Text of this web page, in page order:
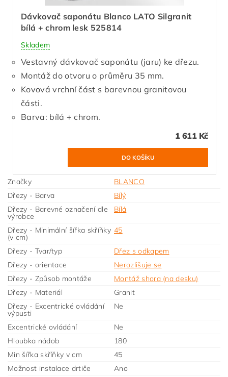
Dávkovač saponátu Blanco LATO Silgranit
bílá + chrom lesk 525814
Skladem
Vestavný dávkovač saponátu (jaru) ke dřezu.
Montáž do otvoru o průměru 35 mm.
Kovová vrchní část s barevnou granitovou
části.
Barva: bílá + chrom.
1 611 Kč
Značky
BLANCO
Dřezy - Barva
Bílý
Dřezy - Barevné označení dle
výrobce
Bílá
Dřezy - Minimální šířka skříňky
(v cm)
45
Dřezy - Tvar/typ
Dřez s odkapem
Dřezy - orientace
Nerozlišuje se
Dřezy - Způsob montáže
Montáž shora (na desku)
Dřezy - Materiál
Granit
Dřezy - Excentrické ovládání
výpusti
Ne
Excentrické ovládání
Ne
Hloubka nádob
180
Min šířka skříňky v cm
45
Možnost instalace drtiče
Ano